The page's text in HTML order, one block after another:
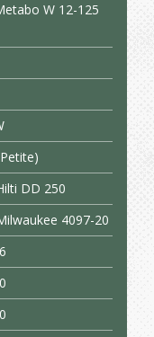
W 12-125
DD 250
4097-20